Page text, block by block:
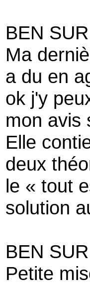
BEN
Ma
a du en
ok j'y
mon avis
Elle
deux
le « tout
solution
BEN
Petite